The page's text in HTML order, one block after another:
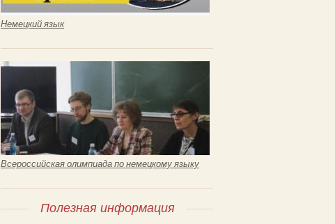
Немецкий язык
Всероссийская олимпиада по немецкому языку
Полезная информация